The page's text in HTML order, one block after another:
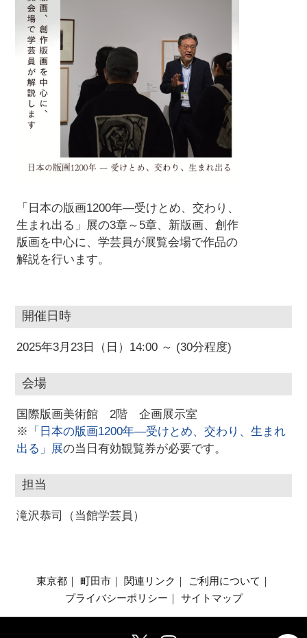
「日本の版画1200年―受けとめ、交わり、
生まれ出る」展の3章～5章、新版画、創作
版画を中心に、学芸員が展覧会場で作品の
解説を行います。
開催日時
2025年3月23日（日）14:00 ～ (30分程度)
会場
国際版画美術館 2階 企画展示室
※ 「日本の版画1200年―受けとめ、交わり、生まれ
出る」展の当日有効観覧券が必要です。
担当
滝沢恭司（当館学芸員）
東京都 ｜ 町田市 ｜ 関連リンク ｜ ご利用について ｜
プライバシーポリシー ｜ サイトマップ